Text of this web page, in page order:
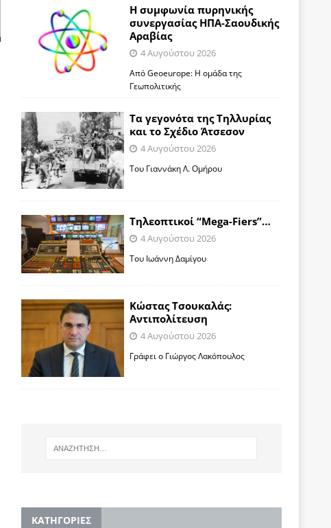
Η συμφωνία πυρηνικής
συνεργασίας ΗΠΑ-Σαουδικής
Αραβίας
4 Αυγούστου 2026
Από Geoeurope: H ομάδα της
Γεωπολιτικής
Τα γεγονότα της Τηλλυρίας
και το Σχέδιο Άτσεσον
4 Αυγούστου 2026
Toυ Γιαννάκη Λ. Ομήρου
Tηλεοπτικοί “Mega-Fiers”…
4 Αυγούστου 2026
Toυ Ιωάννη Δαμίγου
Κώστας Τσουκαλάς:
Αντιπολίτευση
4 Αυγούστου 2026
Γράφει ο Γιώργος Λακόπουλος
KΑΤΗΓΟΡΙΕΣ